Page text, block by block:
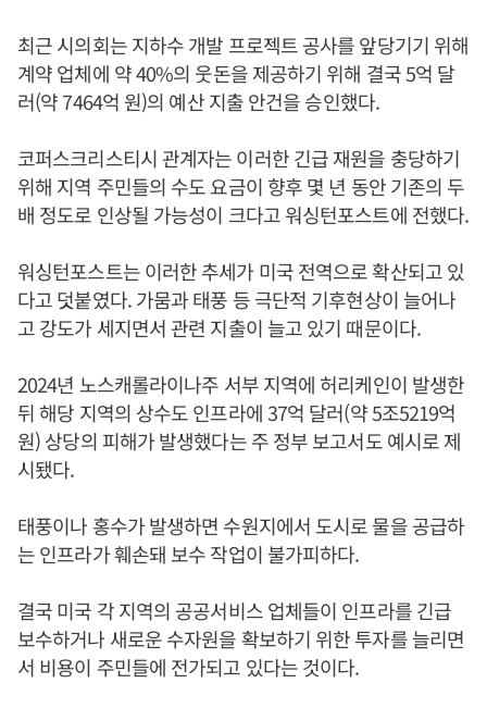
최근 시의회는 지하수 개발 프로젝트 공사를 앞당기기 위해
계약 업체에 약 40%의 웃돈을 제공하기 위해 결국 5억 달
러(약 7464억 원)의 예산 지출 안건을 승인했다.
코퍼스크리스티시 관계자는 이러한 긴급 재원을 충당하기
위해 지역 주민들의 수도 요금이 향후 몇 년 동안 기존의 두
배 정도로 인상될 가능성이 크다고 워싱턴포스트에 전했다.
워싱턴포스트는 이러한 추세가 미국 전역으로 확산되고 있
다고 덧붙였다. 가뭄과 태풍 등 극단적 기후현상이 늘어나
고 강도가 세지면서 관련 지출이 늘고 있기 때문이다.
2024년 노스캐롤라이나주 서부 지역에 허리케인이 발생한
뒤 해당 지역의 상수도 인프라에 37억 달러(약 5조5219억
원) 상당의 피해가 발생했다는 주 정부 보고서도 예시로 제
시됐다.
태풍이나 홍수가 발생하면 수원지에서 도시로 물을 공급하
는 인프라가 훼손돼 보수 작업이 불가피하다.
결국 미국 각 지역의 공공서비스 업체들이 인프라를 긴급
보수하거나 새로운 수자원을 확보하기 위한 투자를 늘리면
서 비용이 주민들에 전가되고 있다는 것이다.